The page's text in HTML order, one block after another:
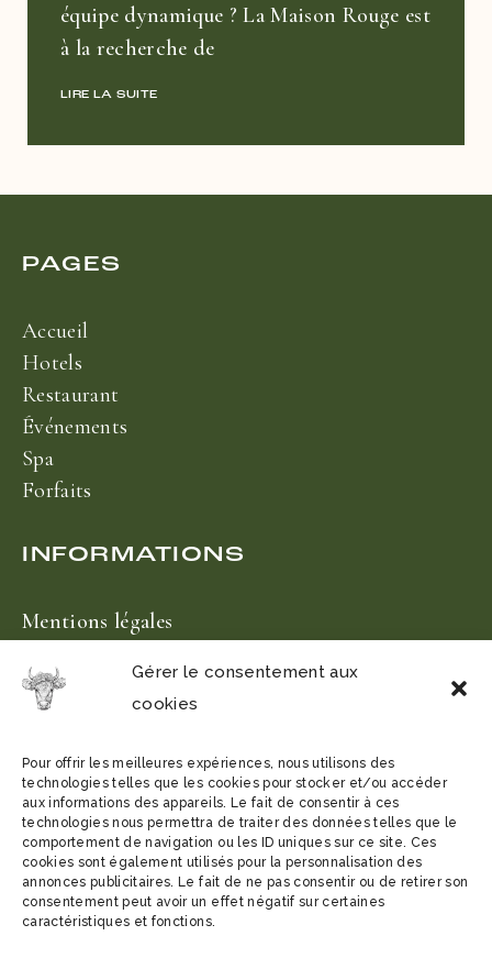
Gérer le consentement aux
cookies
Pour offrir les meilleures expériences, nous utilisons des
technologies telles que les cookies pour stocker et/ou accéder
aux informations des appareils. Le fait de consentir à ces
technologies nous permettra de traiter des données telles que le
comportement de navigation ou les ID uniques sur ce site. Ces
cookies sont également utilisés pour la personnalisation des
annonces publicitaires. Le fait de ne pas consentir ou de retirer son
consentement peut avoir un effet négatif sur certaines
caractéristiques et fonctions.
équipe dynamique ? La Maison Rouge est
à la recherche de
LIRE LA SUITE
PAGES
Accueil
Hotels
Restaurant
Événements
Spa
Forfaits
INFORMATIONS
Mentions légales
Nos établissements
INSCRIVEZ VOUS À NOTRE
NEWSLETTER